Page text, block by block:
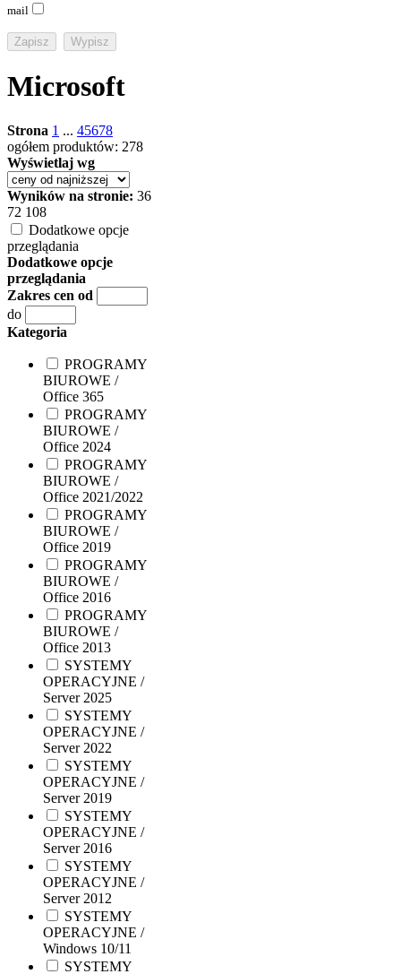
mail
Microsoft
Strona 1 ... 45678
ogółem produktów: 278
Wyświetlaj wg
Wyników na stronie: 36
72 108
Dodatkowe opcje
przeglądania
Dodatkowe opcje
przeglądania
Zakres cen od
do
Kategoria
PROGRAMY
BIUROWE /
Office 365
PROGRAMY
BIUROWE /
Office 2024
PROGRAMY
BIUROWE /
Office 2021/2022
PROGRAMY
BIUROWE /
Office 2019
PROGRAMY
BIUROWE /
Office 2016
PROGRAMY
BIUROWE /
Office 2013
SYSTEMY
OPERACYJNE /
Server 2025
SYSTEMY
OPERACYJNE /
Server 2022
SYSTEMY
OPERACYJNE /
Server 2019
SYSTEMY
OPERACYJNE /
Server 2016
SYSTEMY
OPERACYJNE /
Server 2012
SYSTEMY
OPERACYJNE /
Windows 10/11
SYSTEMY